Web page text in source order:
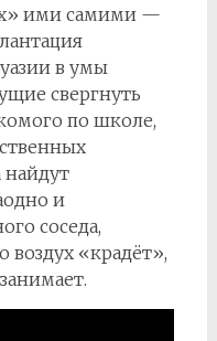
ими самими —
в умы
свергнуть
по школе,
найдут
и
соседа,
«крадёт»,